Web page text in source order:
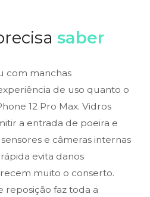
saber
com manchas
de uso quanto o
12 Pro Max. Vidros
a entrada de poeira e
e câmeras internas
evita danos
muito o conserto.
faz toda a